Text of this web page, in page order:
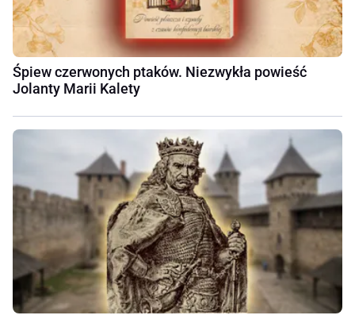
Śpiew czerwonych ptaków. Niezwykła powieść
Jolanty Marii Kalety